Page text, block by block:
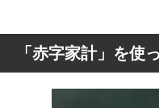
「赤字家計」を使